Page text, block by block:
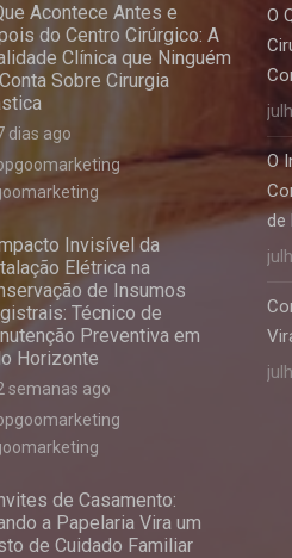
Acontece Antes e
do Centro Cirúrgico: A
Clínica que Ninguém
Sobre Cirurgia
dias ago
Invisível da
Elétrica na
de Insumos
Técnico de
Preventiva em
Horizonte
semanas ago
de Casamento:
a Papelaria Vira um
de Cuidado Familiar
O
O
de